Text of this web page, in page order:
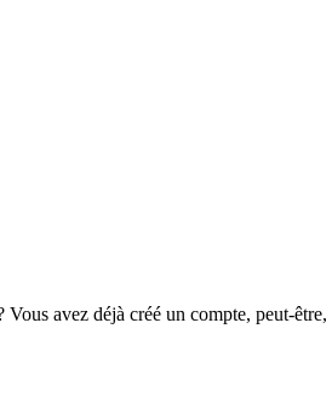
avez déjà créé un compte, peut-